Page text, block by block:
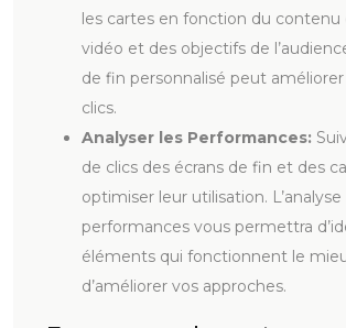
les cartes en fonction du contenu
vidéo et des objectifs de
de fin personnalisé peut
clics.
Analyser les Performances:
de clics des écrans de fin et des
optimiser leur utilisation. L’analyse
performances vous permettra
éléments qui fonctionnent le
d’améliorer vos approches.